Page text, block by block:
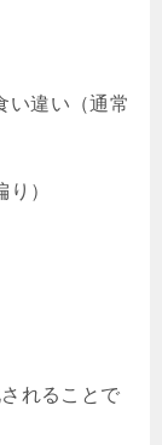
い違い（通常
）
れることで